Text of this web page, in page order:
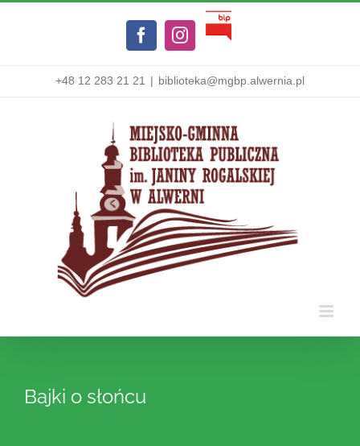
FacebookInstagram
Biuletyn
+48 12 283 21 21 | biblioteka@mgbp.alwernia.pl
Bajki o słońcu